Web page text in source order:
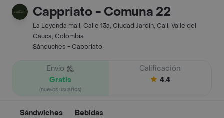
Cappriato - Comuna 22
La Leyenda mall, Calle 13a, Ciudad Jardín, Cali, Valle del
Cauca, Colombia
Sánduches - Cappriato
Envío
Gratis
(nuevos usuarios)
Calificación
4.4
Sándwiches Bebidas